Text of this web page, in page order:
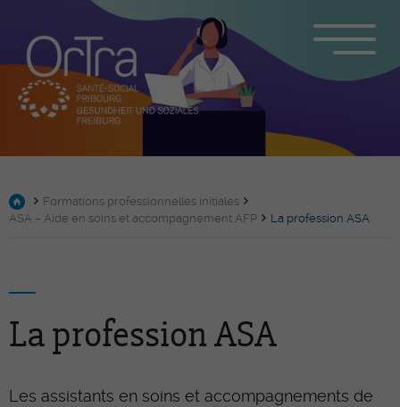
Formations professionnelles initiales
ASA – Aide en soins et accompagnement AFP
La profession ASA
La profession ASA
Les assistants en soins et accompagnements de